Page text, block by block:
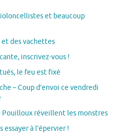
et beaucoup
et des vachettes
inscrivez-vous !
le feu est fixé
– Coup d’envoi ce vendredi
Pouilloux réveillent les monstres
essayer à l’épervier !